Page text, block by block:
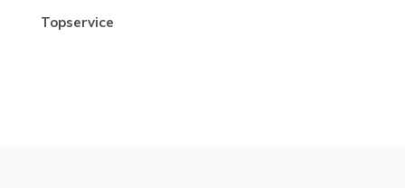
topservice